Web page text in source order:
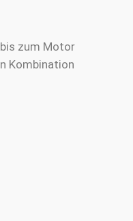
zum Motor
Kombination